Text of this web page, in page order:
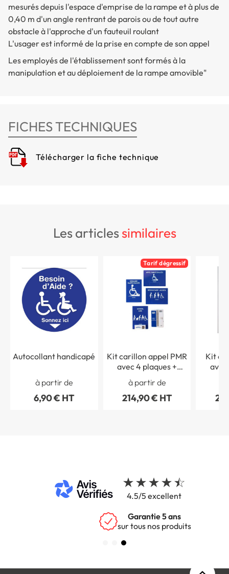
mesurés depuis l'espace d'emprise de la rampe et à plus de
0,40 m d'un angle rentrant de parois ou de tout autre
obstacle à l'approche d'un fauteuil roulant
L'usager est informé de la prise en compte de son appel
Les employés de l'établissement sont formés à la
manipulation et au déploiement de la rampe amovible"
FICHES TECHNIQUES
Télécharger la fiche technique
les articlessimilaires
Autocollant handicapé
à partir de
6,90 € HT
Tarif dégressif
Kit carillon appel PMR
avec 4 plaques +
sonnette - URMET
à partir de
214,90 € HT
Kit
avec
4.5/5 excellent
Garantie 5 ans
sur tous nos produits